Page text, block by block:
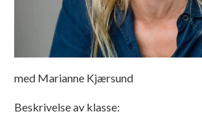
med Marianne Kjærsund
Beskrivelse av klasse: